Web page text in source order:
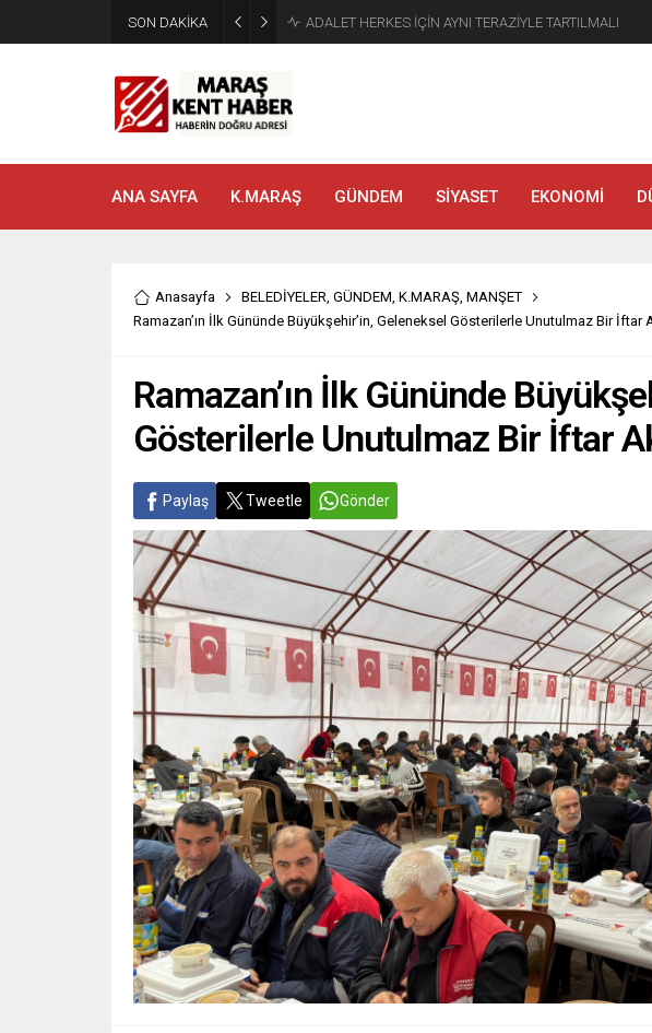
SON DAKİKA Tahliye Kararı Sonrası Kahramanmaraş’ta Tek Soru:
ANA SAYFA K.MARAŞ GÜNDEM SİYASET EKONOMİ
Anasayfa BELEDİYELER, GÜNDEM, K.MARAŞ, MANŞET
Ramazan’ın İlk Gününde Büyükşehir’in, Geleneksel Gösterilerle Unutulmaz Bir İftar
Ramazan’ın İlk Gününde
Gösterilerle Unutulmaz Bir İftar
Paylaş Tweetle Gönder